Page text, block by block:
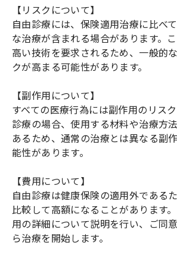
【リスクについて】
自由診療には、保険適用治療に比べ
な治療が含まれる場合があります。
高い技術を要求されるため、一般的
クが高まる可能性があります。
【副作用について】
すべての医療行為には副作用のリス
診療の場合、使用する材料や治療方
あるため、通常の治療とは異なる副
能性があります。
【費用について】
自由診療は健康保険の適用外である
比較して高額になることがあります
用の詳細について説明を行い、ご同
ら治療を開始します。